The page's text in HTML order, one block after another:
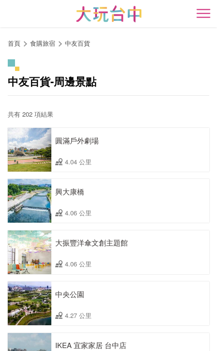
開
首頁 食購旅宿 中友百貨
中友百貨-周邊景點
共有 202 項結果
圓滿戶外劇場
4.04 公里
興大康橋
4.06 公里
大振豐洋傘文創主題館
4.06 公里
中央公園
4.27 公里
IKEA 宜家家居 台中店